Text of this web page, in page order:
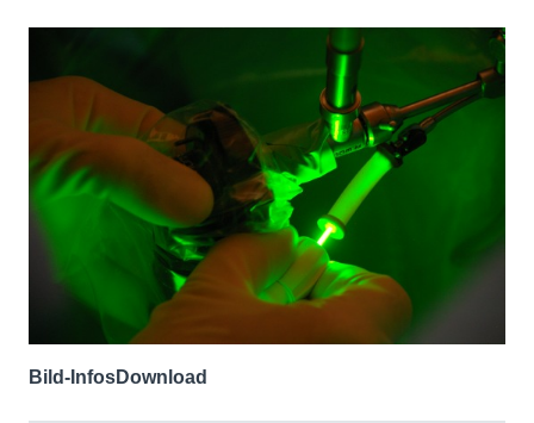
Bild-InfosDownload